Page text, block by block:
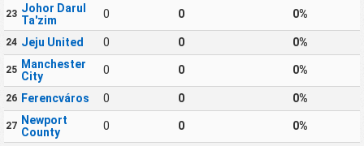
23 Johor Darul
Ta'zim
0 0 0%
24 Jeju United 0 0 0%
25 Manchester
City
0 0 0%
26 Ferencváros 0 0 0%
27 Newport
County
0 0 0%